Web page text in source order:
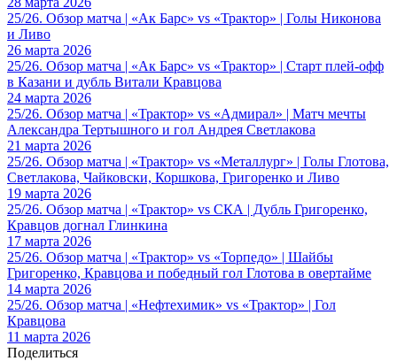
25/26. Обзор матча | «Ак Барс» vs «Трактор» | Голы Никонова
и Ливо
26 марта 2026
25/26. Обзор матча | «Ак Барс» vs «Трактор» | Старт плей-офф
в Казани и дубль Витали Кравцова
24 марта 2026
25/26. Обзор матча | «Трактор» vs «Адмирал» | Матч мечты
Александра Тертышного и гол Андрея Светлакова
21 марта 2026
25/26. Обзор матча | «Трактор» vs «Металлург» | Голы Глотова,
Светлакова, Чайковски, Коршкова, Григоренко и Ливо
19 марта 2026
25/26. Обзор матча | «Трактор» vs СКА | Дубль Григоренко,
Кравцов догнал Глинкина
17 марта 2026
25/26. Обзор матча | «Трактор» vs «Торпедо» | Шайбы
Григоренко, Кравцова и победный гол Глотова в овертайме
14 марта 2026
25/26. Обзор матча | «Нефтехимик» vs «Трактор» | Гол
Кравцова
11 марта 2026
Поделиться